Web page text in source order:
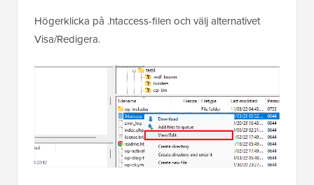
Högerklicka på .htaccess-filen och välj alternativet
Visa/Redigera.